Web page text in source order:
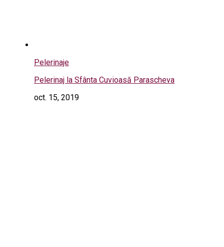
Pelerinaje
Pelerinaj la Sfânta Cuvioasă Parascheva
oct. 15, 2019